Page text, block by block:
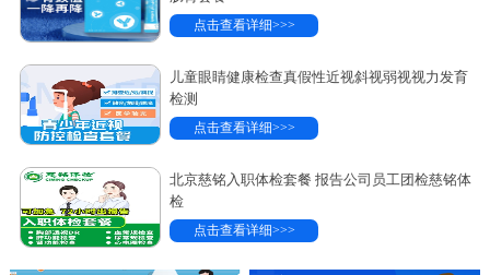
点击查看详细>>>
儿童眼睛健康检查真假性近视斜视弱视视力发育
检测
点击查看详细>>>
北京慈铭入职体检套餐 报告公司员工团检慈铭体
检
点击查看详细>>>